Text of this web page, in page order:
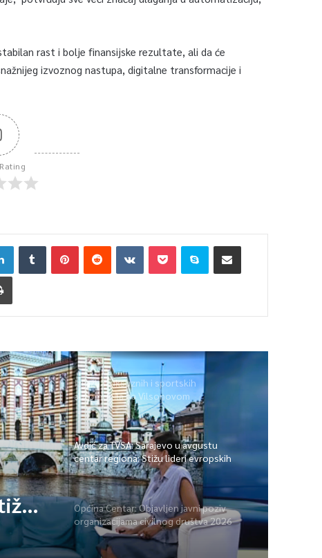
rast i bolje finansijske rezultate, ali da će
izvoznog nastupa, digitalne transformacije i
Izložba luksuznih i sportskih
automobila na Vilsonovom
Avdić za TVSA: Sarajevo u avgustu
centar regiona: Stižu lideri evropskih
gradova
Općina Centar: Objavljen javni poziv
organizacijama civilnog društva 2026